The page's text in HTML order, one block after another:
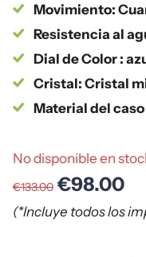
Movimiento:
Resistencia al
Dial de Color :
Cristal: Cristal
Material del
No disponible en
€133.00 €98.00
(*Incluye todos los